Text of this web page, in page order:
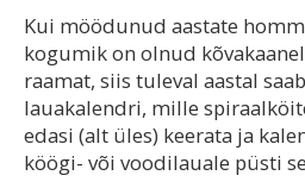
Kui möödunud aastate
kogumik on olnud
raamat, siis tuleval aastal
lauakalendri, mille
edasi (alt üles) keerata ja
köögi- või voodilauale püsti